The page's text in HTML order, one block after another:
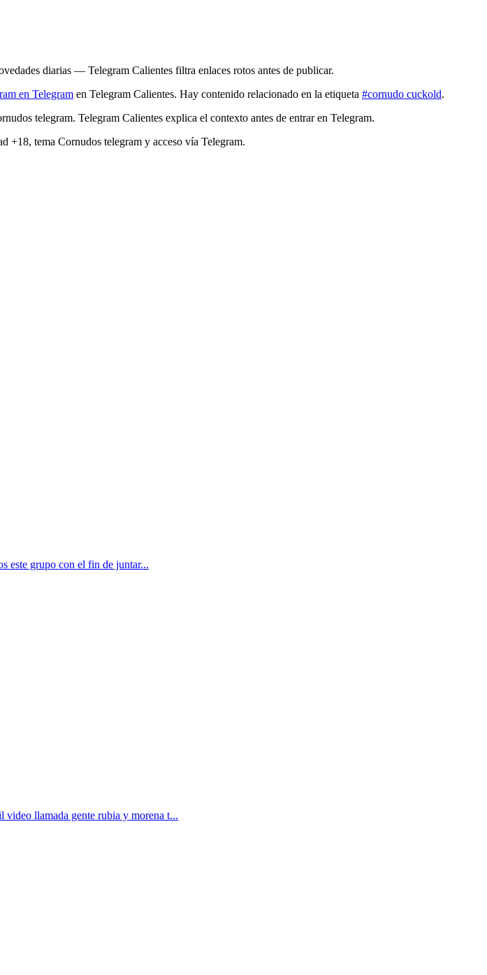
diarias — Telegram Calientes filtra enlaces rotos antes de publicar.
en Telegram en Telegram Calientes. Hay contenido relacionado en la etiqueta #cornudo cuckold.
telegram. Telegram Calientes explica el contexto antes de entrar en Telegram.
+18, tema Cornudos telegram y acceso vía Telegram.
este grupo con el fin de juntar...
video llamada gente rubia y morena t...